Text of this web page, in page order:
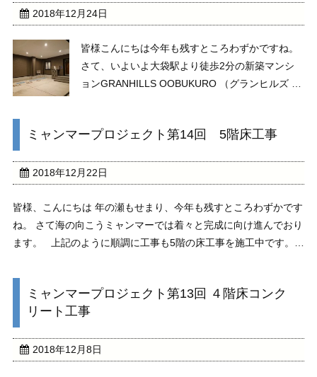
2018年12月24日
皆様こんにちは今年も残すところわずかですね。
さて、いよいよ大袋駅より徒歩2分の新築マンシ
ョンGRANHILLS OOBUKURO （グランヒルズ オ
勤めの方にお勧めです 写真の様に威風堂々 ...
ミャンマープロジェクト第14回 5階床工事
2018年12月22日
皆様、こんにちは 年の瀬もせまり、今年も残すところわずかです
ね。 さて海の向こうミャンマーでは着々と完成に向け進んでおり
ます。 上記のように順調に工事も5階の床工事を施工中です。
ミャンマープロジェクト第13回 ４階床コンク
リート工事
2018年12月8日